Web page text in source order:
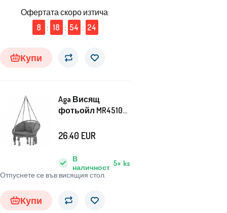
удобството навсякъде и по всяко
Офертата скоро изтича:
8
: 18 : 54 : 23
Купи
Aga Висящ
фотьойл MR4510
Отпуснете се във висящия стол.
В
наличност 5+ ks
26.40 EUR
Купи